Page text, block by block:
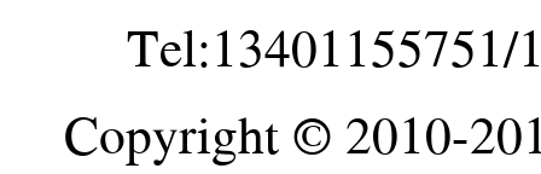
Tel:13401155751/
Copyright © 2010-